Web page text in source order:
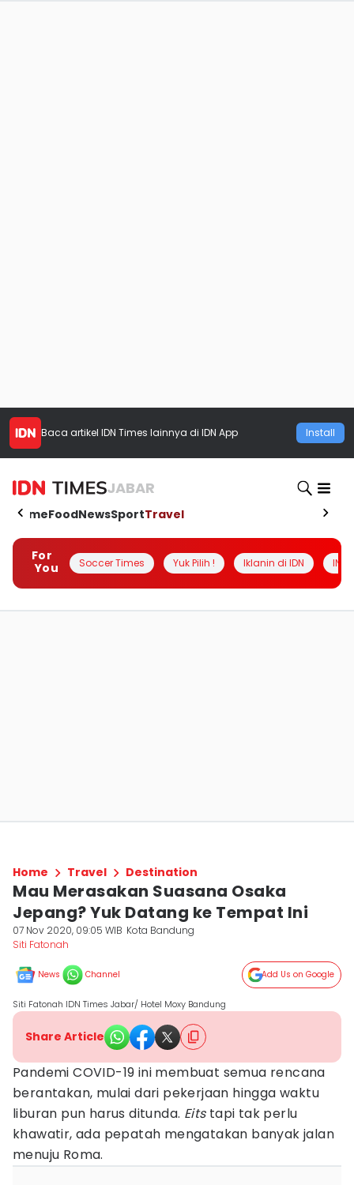
Baca artikel IDN Times lainnya di IDN App Install
JABAR
HomeFoodNewsSportTravel
For
You
Soccer Times Yuk Pilih ! Iklanin di IDN
Home Travel Destination
Mau Merasakan Suasana Osaka
Jepang? Yuk Datang ke Tempat Ini
07 Nov 2020, 09:05 WIB Kota Bandung
Siti Fatonah
News Channel Add Us on Google
Siti Fatonah IDN Times Jabar/ Hotel Moxy Bandung
Share Article
Pandemi COVID-19 ini membuat semua rencana
berantakan, mulai dari pekerjaan hingga waktu
liburan pun harus ditunda. Eitstapi tak perlu
khawatir, ada pepatah mengatakan banyak jalan
menuju Roma.